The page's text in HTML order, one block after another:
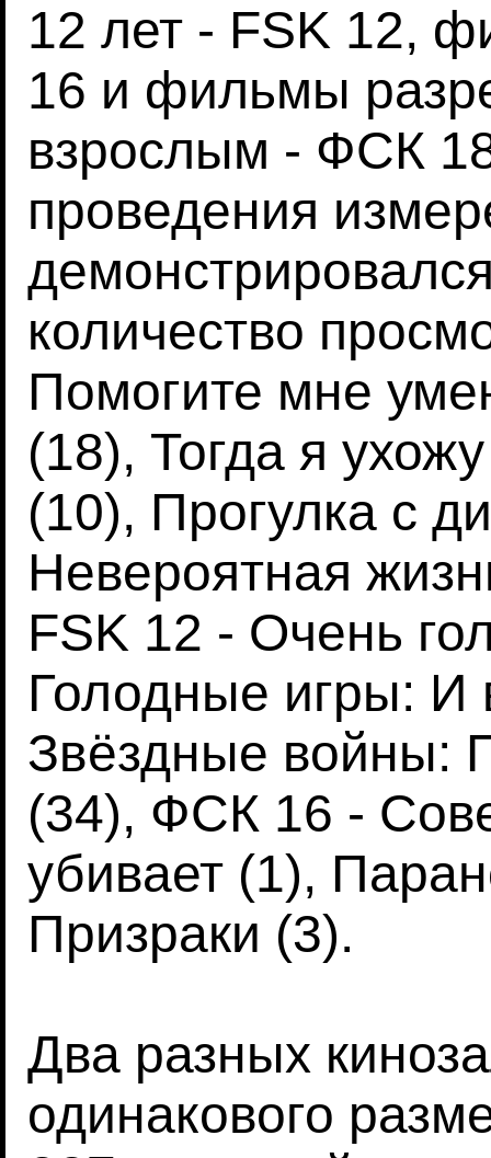
12 лет - FSK 12,
16 и фильмы
взрослым - ФСК
проведения
количество
Помогите мне
(18), Тогда я
(10), Прогулка с
Невероятная
FSK 12 - Очень
Голодные игры: И
Звёздные войны:
(34), ФСК 16 -
убивает (1),
Призраки (3).
Два разных
одинакового